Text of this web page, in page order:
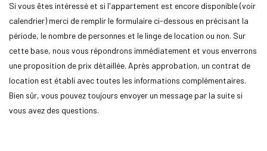
Si vous êtes intéressé et si l'appartement est encore disponible (voir
calendrier) merci de remplir le formulaire ci-dessous en précisant la
période, le nombre de personnes et le linge de location ou non. Sur
cette base, nous vous répondrons immédiatement et vous enverrons
une proposition de prix détaillée. Après approbation, un contrat de
location est établi avec toutes les informations complémentaires.
Bien sûr, vous pouvez toujours envoyer un message par la suite si
vous avez des questions.